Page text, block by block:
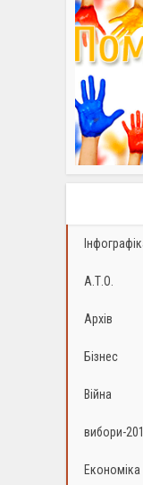
А.Т.О.
Архів
Бізнес
Війна
вибори-
Економіка